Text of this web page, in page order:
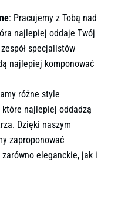
: Pracujemy z Tobą nad
najlepiej oddaje Twój
specjalistów
najlepiej komponować
różne style
które najlepiej oddadzą
Dzięki naszym
zaproponować
eleganckie, jak i